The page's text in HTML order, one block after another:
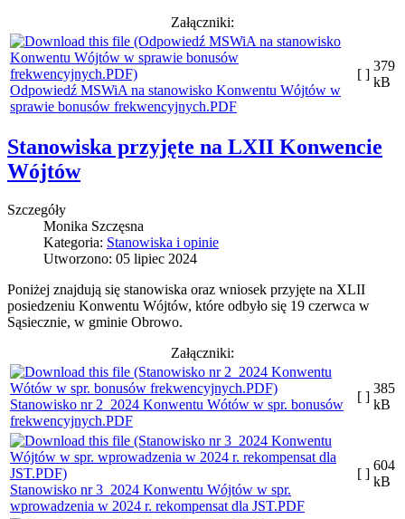
Załączniki:
Odpowiedź MSWiA na stanowisko Konwentu Wójtów w
sprawie bonusów frekwencyjnych.PDF
[ ]
379
kB
Stanowiska przyjęte na LXII Konwencie
Wójtów
Szczegóły
Monika Szczęsna
Kategoria: Stanowiska i opinie
Utworzono: 05 lipiec 2024
Poniżej znajdują się stanowiska oraz wniosek przyjęte na XLII
posiedzeniu Konwentu Wójtów, które odbyło się 19 czerwca w
Sąsiecznie, w gminie Obrowo.
Załączniki:
Stanowisko nr 2_2024 Konwentu Wótów w spr. bonusów
frekwencyjnych.PDF
[ ]
385
kB
Stanowisko nr 3_2024 Konwentu Wójtów w spr.
wprowadzenia w 2024 r. rekompensat dla JST.PDF
[ ]
604
kB